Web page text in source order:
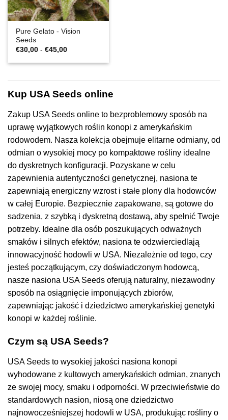
Pure Gelato - Vision
Seeds
€30,00 - €45,00Zakres
€30,00
Kup USA Seeds online
Zakup USA Seeds online to bezproblemowy sposób na
uprawę wyjątkowych roślin konopi z amerykańskim
rodowodem. Nasza kolekcja obejmuje elitarne odmiany, od
odmian o wysokiej mocy po kompaktowe rośliny idealne
do dyskretnych konfiguracji. Pozyskane w celu
zapewnienia autentyczności genetycznej, nasiona te
zapewniają energiczny wzrost i stałe plony dla hodowców
w całej Europie. Bezpiecznie zapakowane, są gotowe do
sadzenia, z szybką i dyskretną dostawą, aby spełnić Twoje
potrzeby. Idealne dla osób poszukujących odważnych
smaków i silnych efektów, nasiona te odzwierciedlają
innowacyjność hodowli w USA. Niezależnie od tego, czy
jesteś początkującym, czy doświadczonym hodowcą,
nasze nasiona USA Seeds oferują naturalny, niezawodny
sposób na osiągnięcie imponujących zbiorów,
zapewniając jakość i dziedzictwo amerykańskiej genetyki
konopi w każdej roślinie.
Czym są USA Seeds?
USA Seeds to wysokiej jakości nasiona konopi
wyhodowane z kultowych amerykańskich odmian, znanych
ze swojej mocy, smaku i odporności. W przeciwieństwie do
standardowych nasion, niosą one dziedzictwo
najnowocześniejszej hodowli w USA, produkując rośliny o